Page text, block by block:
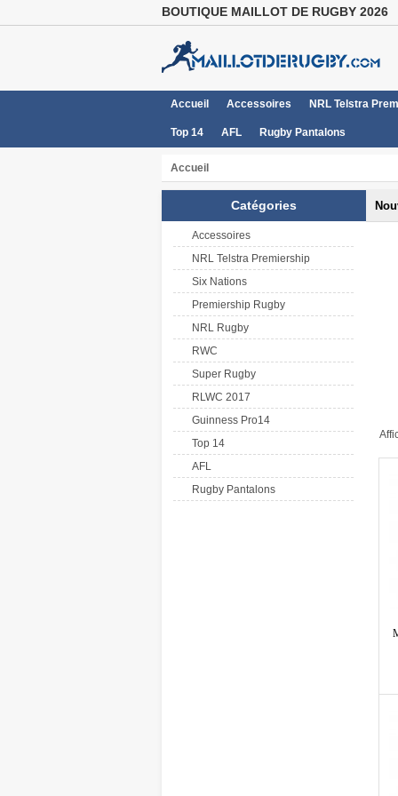
BOUTIQUE MAILLOT DE RUGBY 2026
Accueil Accessoires NRL Telstra
Top 14 AFL Rugby Pantalons
Accueil
Catégories
Accessoires
NRL Telstra Premiership
Six Nations
Premiership Rugby
NRL Rugby
RWC
Super Rugby
RLWC 2017
Guinness Pro14
Top 14
AFL
Rugby Pantalons